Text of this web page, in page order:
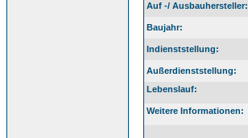
Auf -/ Ausbauhersteller:
Baujahr:
Indienststellung:
Außerdienststellung:
Lebenslauf:
Weitere Informationen: